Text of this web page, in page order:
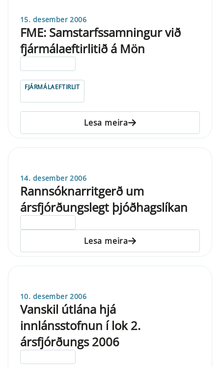
15. desember 2006
FME: Samstarfssamningur við
fjármálaeftirlitið á Mön
FJÁRMÁLAEFTIRLIT
Lesa meira
14. desember 2006
Rannsóknarritgerð um
ársfjórðungslegt þjóðhagslíkan
Lesa meira
10. desember 2006
Vanskil útlána hjá
innlánsstofnun í lok 2.
ársfjórðungs 2006